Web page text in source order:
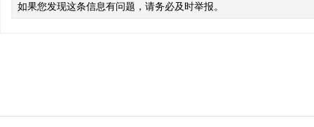
如果您发现这条信息有问题，请务必及时举报。